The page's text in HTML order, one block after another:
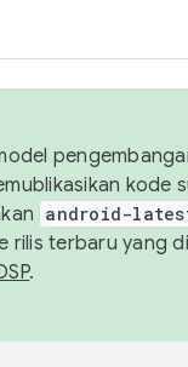
kode
android-
rilis terbaru yang
.